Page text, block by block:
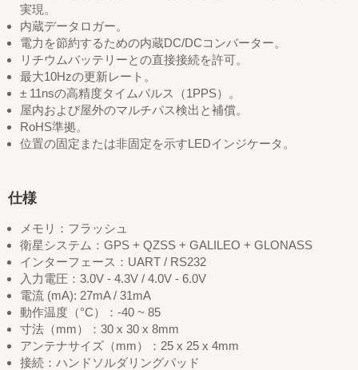
実現。
内蔵データロガー。
電力を節約するための内蔵DC/DCコンバーター。
リチウムバッテリーとの直接接続を許可。
最大10Hzの更新レート。
± 11nsの高精度タイムパルス（1PPS）。
屋内および屋外のマルチパス検出と補償。
RoHS準拠。
位置の固定または非固定を示すLEDインジケータ。
仕様
メモリ：フラッシュ
衛星システム：GPS + QZSS + GALILEO + GLONASS
インターフェース：UART / RS232
入力電圧：3.0V - 4.3V / 4.0V - 6.0V
電流 (mA): 27mA / 31mA
動作温度（°C）：-40 ~ 85
寸法（mm）：30 x 30 x 8mm
アンテナサイズ（mm）：25 x 25 x 4mm
接続：ハンドソルダリングパッド